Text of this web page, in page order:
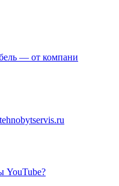
— от компани
YouTube?